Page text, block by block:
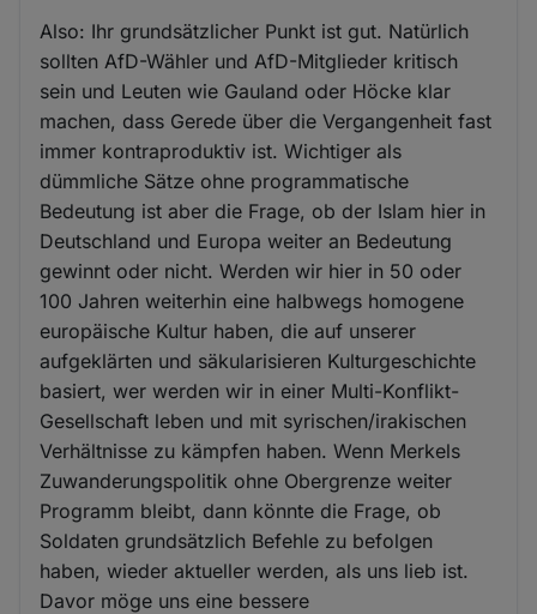
Also: Ihr grundsätzlicher Punkt ist gut. Natürlich
sollten AfD-Wähler und AfD-Mitglieder kritisch
sein und Leuten wie Gauland oder Höcke klar
machen, dass Gerede über die Vergangenheit fast
immer kontraproduktiv ist. Wichtiger als
dümmliche Sätze ohne programmatische
Bedeutung ist aber die Frage, ob der Islam hier in
Deutschland und Europa weiter an Bedeutung
gewinnt oder nicht. Werden wir hier in 50 oder
100 Jahren weiterhin eine halbwegs homogene
europäische Kultur haben, die auf unserer
aufgeklärten und säkularisieren Kulturgeschichte
basiert, wer werden wir in einer Multi-Konflikt-
Gesellschaft leben und mit syrischen/irakischen
Verhältnisse zu kämpfen haben. Wenn Merkels
Zuwanderungspolitik ohne Obergrenze weiter
Programm bleibt, dann könnte die Frage, ob
Soldaten grundsätzlich Befehle zu befolgen
haben, wieder aktueller werden, als uns lieb ist.
Davor möge uns eine bessere